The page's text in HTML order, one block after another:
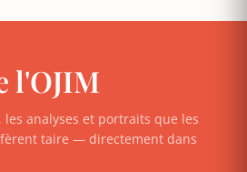
l'OJIM
les analyses et portraits que les
taire — directement dans